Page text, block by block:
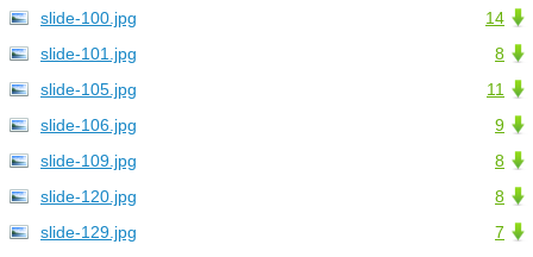
14
slide-100.jpg
8
slide-101.jpg
11
slide-105.jpg
9
slide-106.jpg
8
slide-109.jpg
8
slide-120.jpg
7
slide-129.jpg